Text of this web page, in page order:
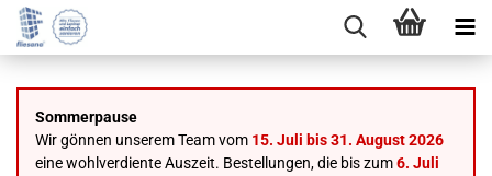
Sommerpause
Wir gönnen unserem Team vom 15. Juli bis 31. August 2026
eine wohlverdiente Auszeit. Bestellungen, die bis zum6. Juli